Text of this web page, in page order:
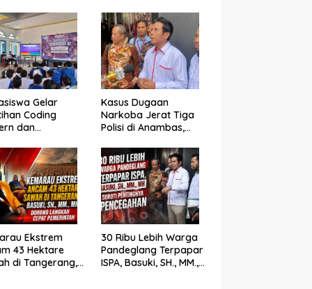
Gelar
Coding
dan
SMK Al-
Kasus Dugaan
Narkoba Jerat Tiga
Polisi di Anambas,
Hukum Harus Tegak
Ekstrem
43 Hektare
di Tangerang,
30 Ribu Lebih Warga
Pandeglang Terpapar
ISPA, Basuki, SH., MM.,